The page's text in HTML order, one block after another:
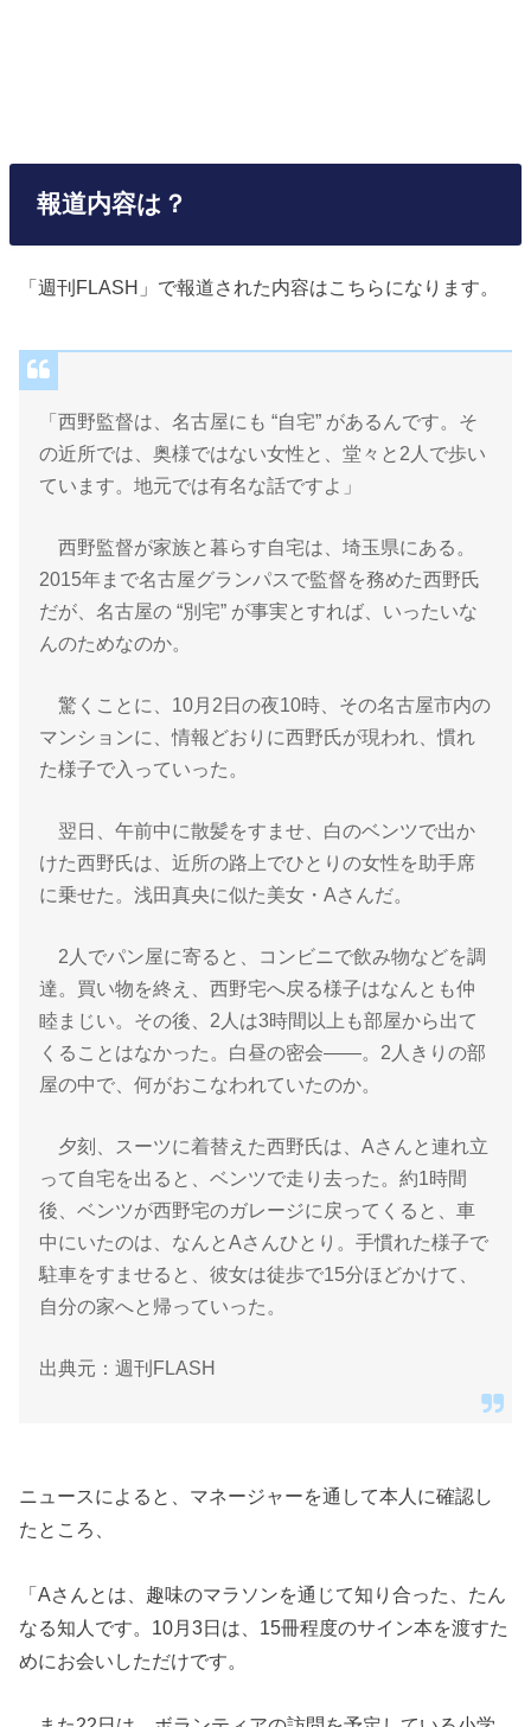
報道内容は？
「週刊FLASH」で報道された内容はこちらになります。
「西野監督は、名古屋にも “自宅” があるんです。そ
の近所では、奥様ではない女性と、堂々と2人で歩い
ています。地元では有名な話ですよ」
西野監督が家族と暮らす自宅は、埼玉県にある。
2015年まで名古屋グランパスで監督を務めた西野氏
だが、名古屋の “別宅” が事実とすれば、いったいな
んのためなのか。
驚くことに、10月2日の夜10時、その名古屋市内の
マンションに、情報どおりに西野氏が現われ、慣れ
た様子で入っていった。
翌日、午前中に散髪をすませ、白のベンツで出か
けた西野氏は、近所の路上でひとりの女性を助手席
に乗せた。浅田真央に似た美女・Aさんだ。
2人でパン屋に寄ると、コンビニで飲み物などを調
達。買い物を終え、西野宅へ戻る様子はなんとも仲
睦まじい。その後、2人は3時間以上も部屋から出て
くることはなかった。白昼の密会――。2人きりの部
屋の中で、何がおこなわれていたのか。
夕刻、スーツに着替えた西野氏は、Aさんと連れ立
って自宅を出ると、ベンツで走り去った。約1時間
後、ベンツが西野宅のガレージに戻ってくると、車
中にいたのは、なんとAさんひとり。手慣れた様子で
駐車をすませると、彼女は徒歩で15分ほどかけて、
自分の家へと帰っていった。
出典元：週刊FLASH
ニュースによると、マネージャーを通して本人に確認し
たところ、
「Aさんとは、趣味のマラソンを通じて知り合った、たん
なる知人です。10月3日は、15冊程度のサイン本を渡すた
めにお会いしただけです。